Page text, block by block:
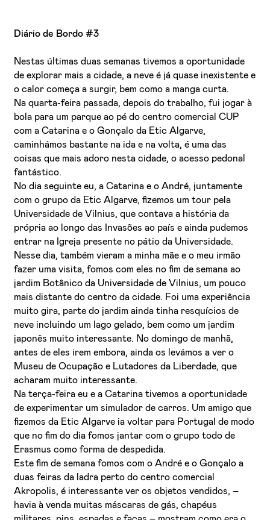
Diário de Bordo #3
Nestas últimas duas semanas tivemos a oportunidade
de explorar mais a cidade, a neve é já quase inexistente e
o calor começa a surgir, bem como a manga curta.
Na quarta-feira passada, depois do trabalho, fui jogar à
bola para um parque ao pé do centro comercial CUP
com a Catarina e o Gonçalo da Etic Algarve,
caminhámos bastante na ida e na volta, é uma das
coisas que mais adoro nesta cidade, o acesso pedonal
fantástico.
No dia seguinte eu, a Catarina e o André, juntamente
com o grupo da Etic Algarve, fizemos um tour pela
Universidade de Vilnius, que contava a história da
própria ao longo das Invasões ao país e ainda pudemos
entrar na Igreja presente no pátio da Universidade.
Nesse dia, também vieram a minha mãe e o meu irmão
fazer uma visita, fomos com eles no fim de semana ao
jardim Botânico da Universidade de Vilnius, um pouco
mais distante do centro da cidade. Foi uma experiência
muito gira, parte do jardim ainda tinha resquícios de
neve incluindo um lago gelado, bem como um jardim
japonês muito interessante. No domingo de manhã,
antes de eles irem embora, ainda os levámos a ver o
Museu de Ocupação e Lutadores da Liberdade, que
acharam muito interessante.
Na terça-feira eu e a Catarina tivemos a oportunidade
de experimentar um simulador de carros. Um amigo que
fizemos da Etic Algarve ia voltar para Portugal de modo
que no fim do dia fomos jantar com o grupo todo de
Erasmus como forma de despedida.
Este fim de semana fomos com o André e o Gonçalo a
duas feiras da ladra perto do centro comercial
Akropolis, é interessante ver os objetos vendidos, –
havia à venda muitas máscaras de gás, chapéus